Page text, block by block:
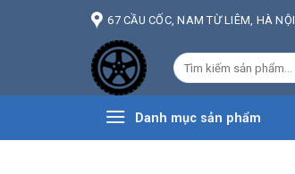
67 CẦU CỐC, NAM TỪ LIÊM, HÀ NỘI
Tìm
kiếm:
Danh mục sản phẩm